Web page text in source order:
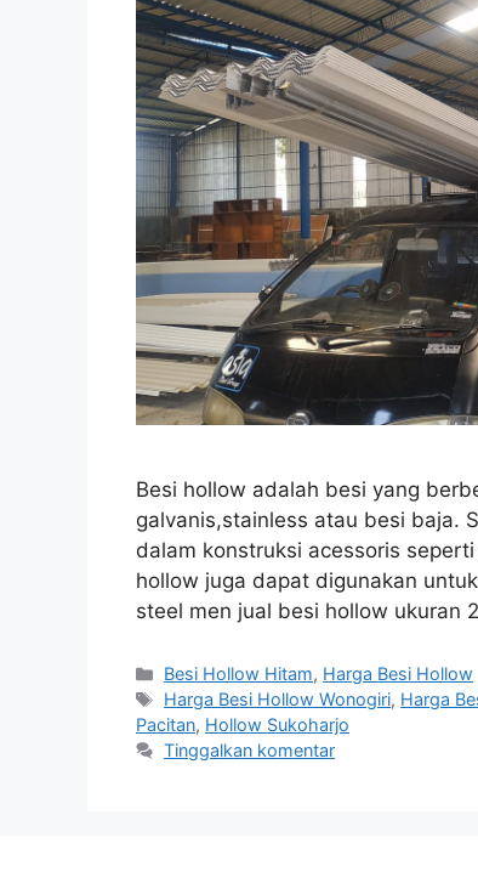
Besi hollow adalah besi yang
galvanis,stainless atau besi baja.
dalam konstruksi acessoris
hollow juga dapat digunakan
steel men jual besi hollow ukuran
Kategori
Besi Hollow Hitam, Harga Besi Hollow
Tag
Harga Besi Hollow Wonogiri, Harga
Pacitan, Hollow Sukoharjo
Tinggalkan komentar